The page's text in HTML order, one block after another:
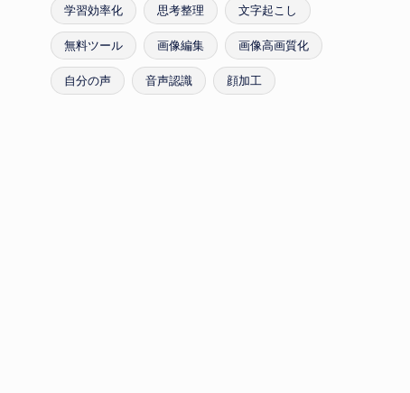
学習効率化 思考整理 文字起こし
無料ツール 画像編集 画像高画質化
自分の声 音声認識 顔加工